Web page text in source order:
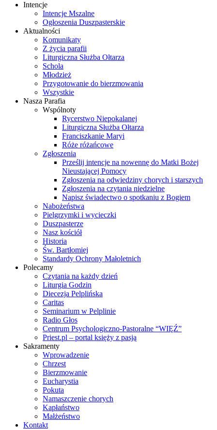
Intencje
Intencje Mszalne
Ogłoszenia Duszpasterskie
Aktualności
Komunikaty
Z życia parafii
Liturgiczna Służba Ołtarza
Schola
Młodzież
Przygotowanie do bierzmowania
Wszystkie
Nasza Parafia
Wspólnoty
Rycerstwo Niepokalanej
Liturgiczna Służba Ołtarza
Franciszkanie Maryi
Róże różańcowe
Zgłoszenia
Prześlij intencje na nowennę do Matki Bożej
Nieustającej Pomocy
Zgłoszenia na odwiedziny chorych i starszych
Zgłoszenia na czytania niedzielne
Napisz świadectwo o spotkaniu z Bogiem
Nabożeństwa
Pielgrzymki i wycieczki
Duszpasterze
Nasz kościół
Historia
Św. Bartłomiej
Standardy Ochrony Małoletnich
Polecamy
Czytania na każdy dzień
Liturgia Godzin
Diecezja Pelplińska
Caritas
Seminarium w Pelplinie
Radio Głos
Centrum Psychologiczno-Pastoralne “WIĘŹ”
Priest.pl – portal księży z pasją
Sakramenty
Wprowadzenie
Chrzest
Bierzmowanie
Eucharystia
Pokuta
Namaszczenie chorych
Kapłaństwo
Małżeństwo
Kontakt